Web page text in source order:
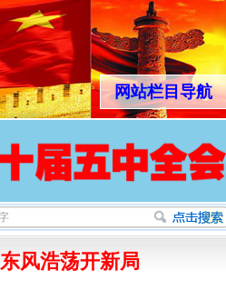
网站栏目导航
东风浩荡开新局